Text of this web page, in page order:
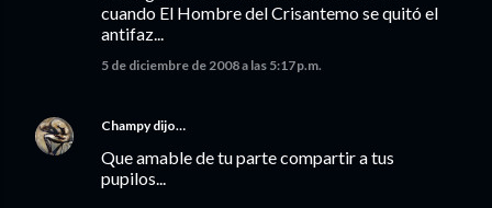
cuando El Hombre del Crisantemo se quitó el
antifaz...
5 de diciembre de 2008 a las 5:17 p.m.
Champydijo…
Que amable de tu parte compartir a tus
pupilos...